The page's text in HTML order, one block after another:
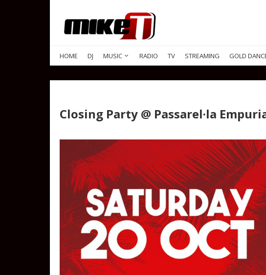
HOME DJ MUSIC RADIO TV STREAMING GOLD
Closing Party @ Passarel·la